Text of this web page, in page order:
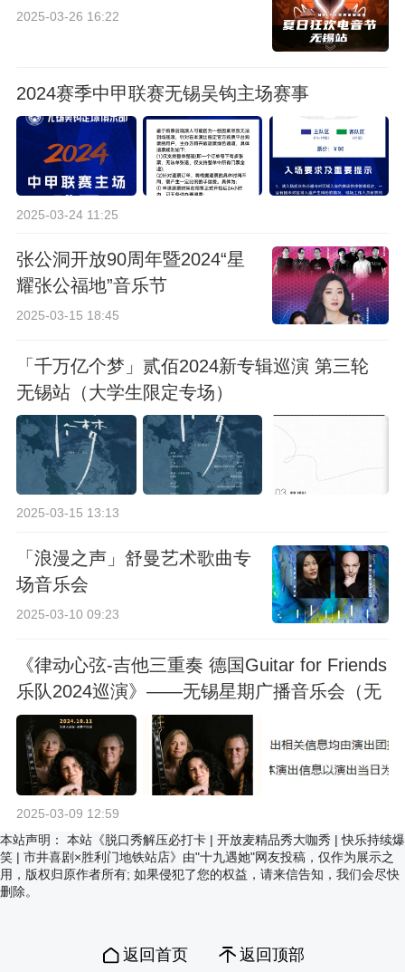
2025-03-26 16:22
2024赛季中甲联赛无锡吴钩主场赛事
2025-03-24 11:25
张公洞开放90周年暨2024“星
耀张公福地”音乐节
2025-03-15 18:45
「千万亿个梦」贰佰2024新专辑巡演 第三轮
无锡站（大学生限定专场）
2025-03-15 13:13
「浪漫之声」舒曼艺术歌曲专
场音乐会
2025-03-10 09:23
《律动心弦-吉他三重奏 德国Guitar for Friends
乐队2024巡演》——无锡星期广播音乐会（无
锡站）
2025-03-09 12:59
本站声明：
本站《脱口秀解压必打卡 | 开放麦精品秀大咖秀 | 快乐持续爆
笑 | 市井喜剧×胜利门地铁站店》由"十九遇她"网友投稿，仅作为展示之
用，版权归原作者所有; 如果侵犯了您的权益，请来信告知，我们会尽快
删除。
返回首页 返回顶部